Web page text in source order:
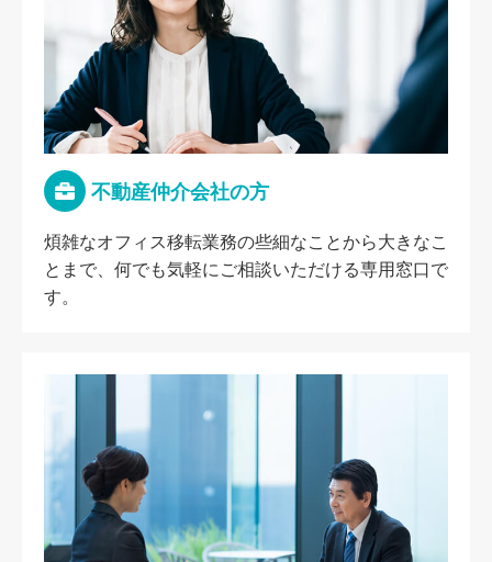
不動産仲介会社の方
煩雑なオフィス移転業務の些細なことから大きなこ
とまで、何でも気軽にご相談いただける専用窓口で
す。